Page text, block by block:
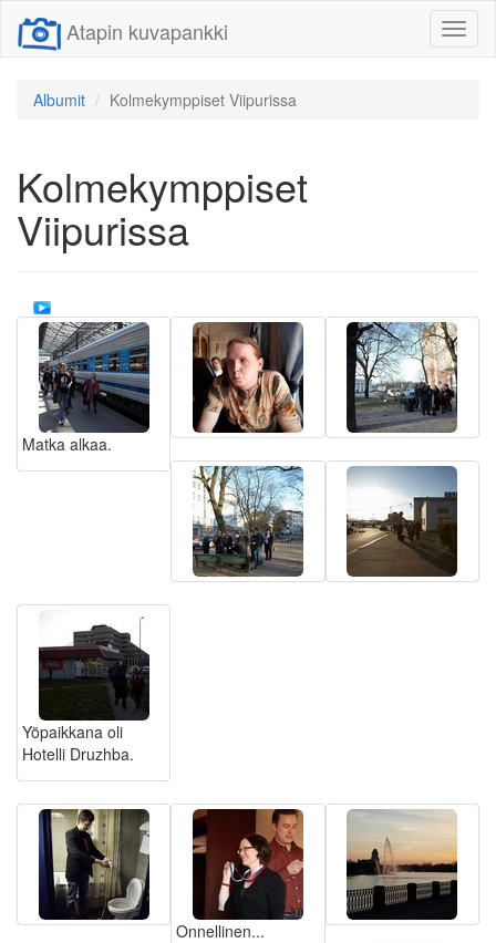
linkit
Atapin kuvapankki
Albumit Kolmekymppiset Viipurissa
Kolmekymppiset
Viipurissa
Matka alkaa.
Yöpaikkana oli
Hotelli Druzhba.
Onnellinen...